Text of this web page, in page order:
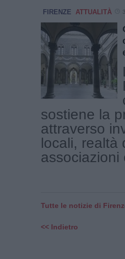
FIRENZE ATTUALITÀ
sostiene la
attraverso
locali, realtà
associazioni
Tutte le notizie di
<< Indietro